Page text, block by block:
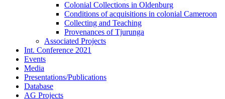
Colonial Collections in Oldenburg
Conditions of acquisitions in colonial Cameroon
Collecting and Teaching
Provenances of Tjurunga
Associated Projects
Int. Conference 2021
Events
Media
Presentations/Publications
Database
AG Projects